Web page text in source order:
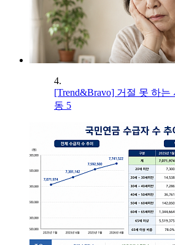
4.
[Trend&Bravo] 거절 못 하
동 5